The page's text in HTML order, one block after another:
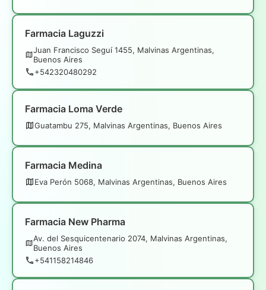
Farmacia Laguzzi
Juan Francisco Seguí 1455, Malvinas Argentinas,
Buenos Aires
+542320480292
Farmacia Loma Verde
Guatambu 275, Malvinas Argentinas, Buenos Aires
Farmacia Medina
Eva Perón 5068, Malvinas Argentinas, Buenos Aires
Farmacia New Pharma
Av. del Sesquicentenario 2074, Malvinas Argentinas,
Buenos Aires
+541158214846